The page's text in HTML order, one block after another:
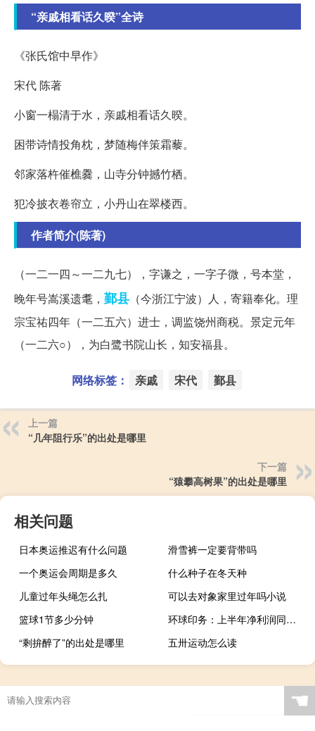
“亲戚相看话久暌”全诗
《张氏馆中早作》
宋代 陈著
小窗一榻清于水，亲戚相看话久暌。
困带诗情投角枕，梦随梅伴策霜藜。
邻家落杵催樵爨，山寺分钟撼竹栖。
犯冷披衣卷帘立，小丹山在翠楼西。
作者简介(陈著)
（一二一四～一二九七），字谦之，一字子微，号本堂，
晚年号嵩溪遗耄， 鄞县 （今浙江宁波）人，寄籍奉化。理
宗宝祐四年（一二五六）进士，调监饶州商税。景定元年
（一二六○），为白鹭书院山长，知安福县。
网络标签： 亲戚 宋代 鄞县
上一篇
“几年阻行乐”的出处是哪里
下一篇
“猿攀高树果”的出处是哪里
相关问题
日本奥运推迟有什么问题
滑雪裤一定要背带吗
一个奥运会周期是多久
什么种子在冬天种
儿童过年头绳怎么扎
可以去对象家里过年吗小说
篮球1节多少分钟
环球印务：上半年净利润同比下降3.95%
“剩拚醉了”的出处是哪里
五卅运动怎么读
☚